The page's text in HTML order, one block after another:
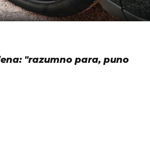
"razumno para, puno